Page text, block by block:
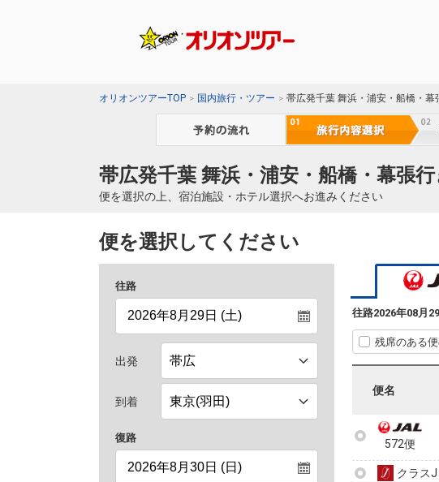
オリオンツアーTOP 国内旅行・ツアー 帯広発千葉 舞浜・浦安・船橋・幕
帯広発千葉 舞浜・浦安・船橋・幕張
便を選択の上、宿泊施設・ホテル選択へお進みください
便を選択してください
往路
出発
到着
復路
往路2026年08月
残席のある
便名
570便
クラス
572便
クラス